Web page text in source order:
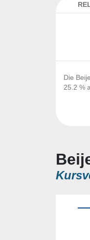
Die
25.2 %